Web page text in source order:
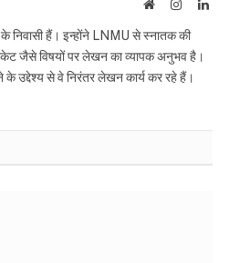
WebsiteInstagramLinkedIn
निवासी हैं। इन्होंने LNMU से स्नातक की
जैसे विषयों पर लेखन का व्यापक अनुभव है।
से वे निरंतर लेखन कार्य कर रहे हैं।